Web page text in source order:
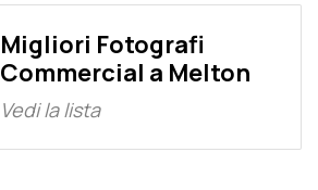
Migliori Fotografi
Commercial a Melton
Vedi la lista